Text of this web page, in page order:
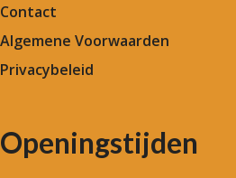
Contact
Algemene Voorwaarden
Privacybeleid
Openingstijden